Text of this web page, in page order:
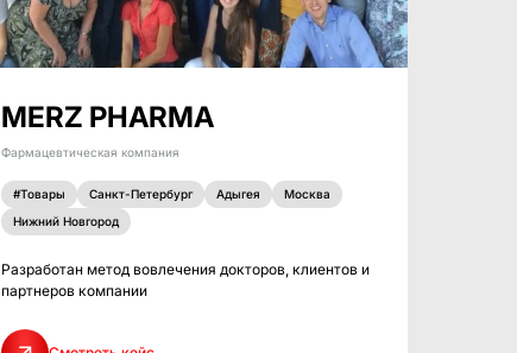
MERZ PHARMA
Фармацевтическая компания
#Товары Санкт-Петербург Адыгея
Москва
Нижний Новгород
Разработан метод вовлечения докторов, клиентов и
партнеров компании